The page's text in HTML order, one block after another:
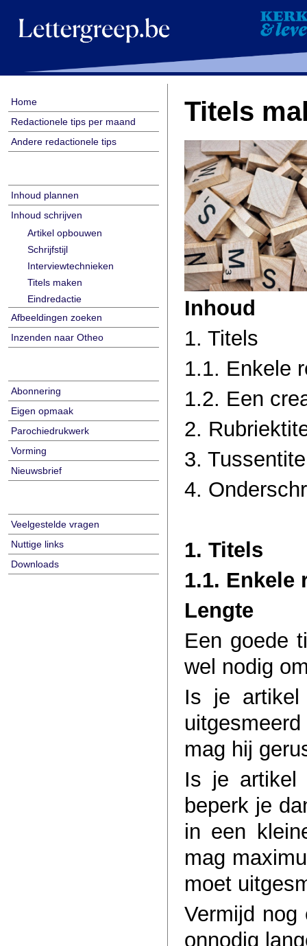
Home
Redactionele tips per maand
Andere redactionele tips
Inhoud plannen
Inhoud schrijven
Artikel opbouwen
Schrijfstijl
Interviewtechnieken
Titels maken
Eindredactie
Afbeeldingen zoeken
Inzenden naar Otheo
Abonnering
Eigen opmaak
Parochiedrukwerk
Vorming
Nieuwsbrief
Veelgestelde vragen
Nuttige links
Downloads
Titels
Inhoud
1. Titels
1.1. Enkele
1.2. Een
2.
3.
4.
1. Titels
1.1. Enkele
Lengte
Een goede
wel nodig
Is je
mag hij
Is je artikel
beperk je
in een
mag
moet
Vermijd
onnodig